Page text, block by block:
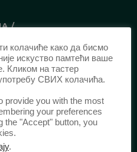
/
издање)
издање)
у
колачиће како да бисмо
искуство памтећи ваше
Кликом на тастер
СВИХ колачића.
provide you with the most
your preferences
the "Accept" button, you
.